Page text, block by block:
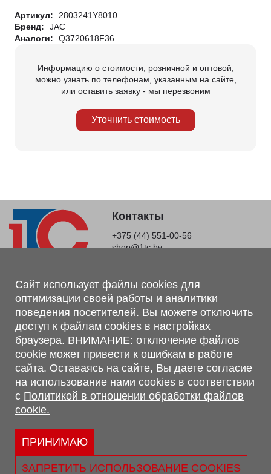
Артикул:
2803241Y8010
Бренд:
JAC
Аналоги:
Q3720618F36
Информацию о стоимости, розничной и оптовой,
можно узнать по телефонам, указанным на сайте,
или оставить заявку - мы перезвоним
Уточнить стоимость
Контакты
+375 (44) 551-00-56
shop@1tc.by
Магазин, склад
г. Минск, Минский р-н, п. Привольный, ул. Мира, 20А,
223062
г. Брест, ул. Лейтенанта Рябцева, 108 В, 224701
Обращаем Ваше внимание, что вся предоставленная на сайте
информация, касающаяся комплектаций, технических
характеристик, цветовых сочетаний, а также стоимости и
сервисного обслуживания носит информационный характер и
не является публичной офертой, определяемой п.2 ст.407
Гражданского кодекса Республики Беларусь.
Политика обработки персональных данных
Политикой в отношении обработки файлов cookie.
Сайт использует файлы cookies для
оптимизации своей работы и аналитики
поведения посетителей. Вы можете отключить
доступ к файлам cookies в настройках
браузера. ВНИМАНИЕ: отключение файлов
cookie может привести к ошибкам в работе
сайта. Оставаясь на сайте, Вы даете согласие
на использование нами cookies в соответствии
с Политикой в отношении обработки файлов
cookie.
ПРИНИМАЮ
ЗАПРЕТИТЬ ИСПОЛЬЗОВАНИЕ COOKIES